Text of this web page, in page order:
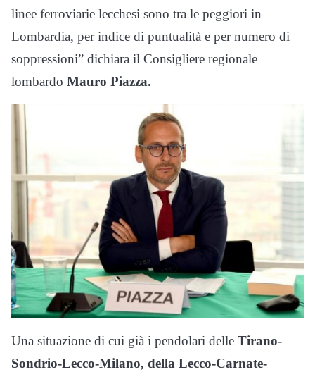
linee ferroviarie lecchesi sono tra le peggiori in
Lombardia, per indice di puntualità e per numero di
soppressioni” dichiara il Consigliere regionale
lombardo Mauro Piazza.
Una situazione di cui già i pendolari delle Tirano-
Sondrio-Lecco-Milano, della Lecco-Carnate-